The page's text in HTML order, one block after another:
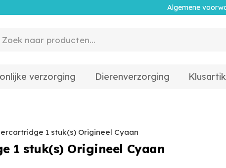
Algemene
verzorging Dierenverzorging
1 stuk(s) Origineel Cyaan
1 stuk(s) Origineel Cyaan